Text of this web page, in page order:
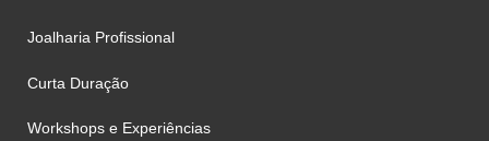
Joalharia Profissional
Curta Duração
Workshops e Experiências